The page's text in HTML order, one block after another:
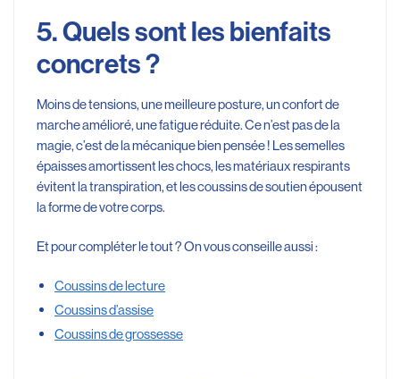
5. Quels sont les bienfaits
concrets ?
Moins de tensions, une meilleure posture, un confort de
marche amélioré, une fatigue réduite. Ce n’est pas de la
magie, c’est de la mécanique bien pensée ! Les semelles
épaisses amortissent les chocs, les matériaux respirants
évitent la transpiration, et les coussins de soutien épousent
la forme de votre corps.
Et pour compléter le tout ? On vous conseille aussi :
Coussins de lecture
Coussins d’assise
Coussins de grossesse